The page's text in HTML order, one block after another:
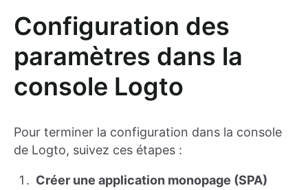
Configuration des
paramètres dans la
console Logto
Pour terminer la configuration dans la console
de Logto, suivez ces étapes :
Créer une application monopage (SPA)